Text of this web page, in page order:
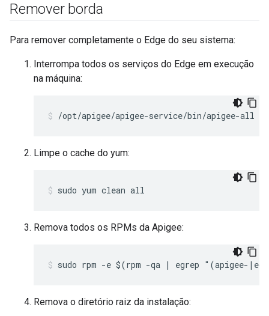
Remover borda
Para remover completamente o Edge do seu sistema:
Interrompa todos os serviços do Edge em execução
na máquina:
/opt/apigee/apigee-service/bin/apigee-all
Limpe o cache do yum:
sudo yum clean all
Remova todos os RPMs da Apigee:
sudo rpm -e $(rpm -qa | egrep "(apigee-
Remova o diretório raiz da instalação: